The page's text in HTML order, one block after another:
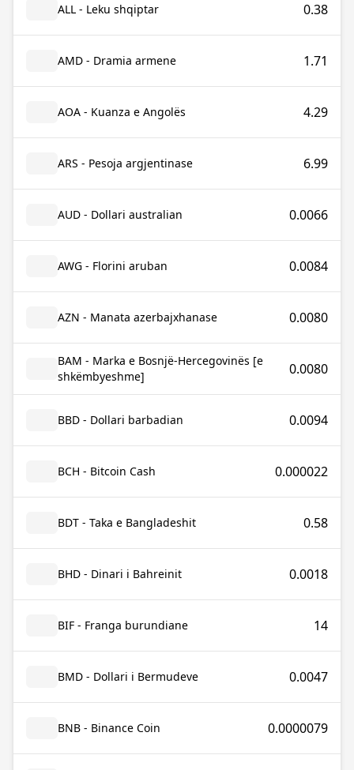
ALL - Leku shqiptar 0.38
AMD - Dramia armene 1.71
AOA - Kuanza e Angolës 4.29
ARS - Pesoja argjentinase 6.99
AUD - Dollari australian 0.0066
AWG - Florini aruban 0.0084
AZN - Manata azerbajxhanase 0.0080
BAM - Marka e Bosnjë-Hercegovinës [e
shkëmbyeshme]
0.0080
BBD - Dollari barbadian 0.0094
BCH - Bitcoin Cash 0.000022
BDT - Taka e Bangladeshit 0.58
BHD - Dinari i Bahreinit 0.0018
BIF - Franga burundiane 14
BMD - Dollari i Bermudeve 0.0047
BNB - Binance Coin 0.0000079